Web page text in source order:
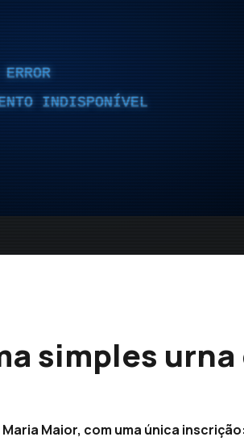
INDISPONÍVEL
simples urna
Maior, com uma única